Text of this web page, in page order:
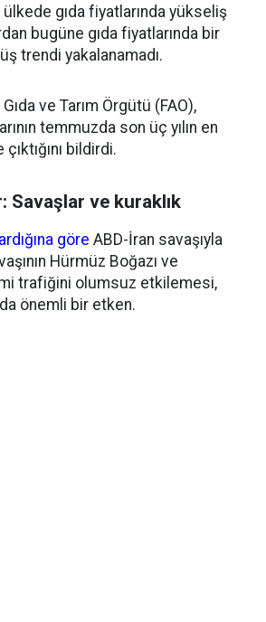
gıda fiyatlarında yükseliş
bugüne gıda fiyatlarında bir
trendi yakalanamadı.
ve Tarım Örgütü (FAO),
temmuzda son üç yılın en
bildirdi.
Savaşlar ve kuraklık
göre ABD-İran savaşıyla
Hürmüz Boğazı ve
trafiğini olumsuz etkilemesi,
önemli bir etken.